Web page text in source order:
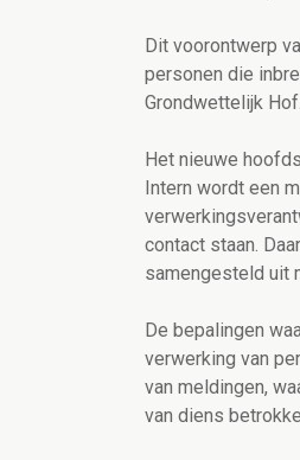
Dit voorontwerp
personen die
Grondwettelijk Hof.
Het nieuwe
Intern wordt een
contact staan.
samengesteld uit
De bepalingen
verwerking van
van meldingen,
van diens